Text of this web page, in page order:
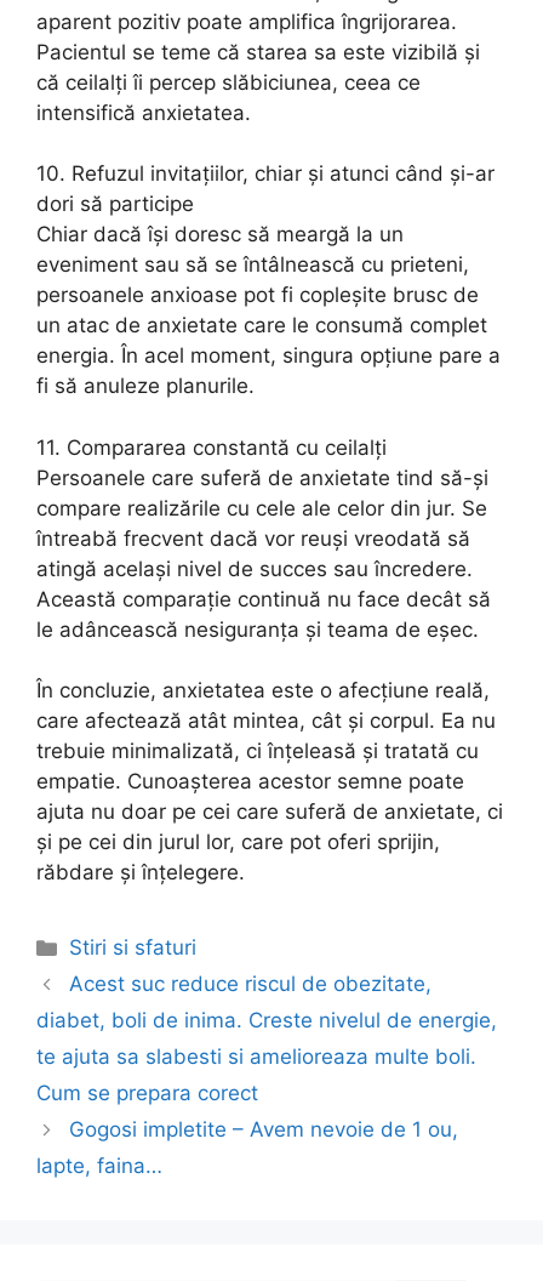
aparent pozitiv poate amplifica îngrijorarea.
Pacientul se teme că starea sa este vizibilă și
că ceilalți îi percep slăbiciunea, ceea ce
intensifică anxietatea.
10. Refuzul invitațiilor, chiar și atunci când și-ar
dori să participe
Chiar dacă își doresc să meargă la un
eveniment sau să se întâlnească cu prieteni,
persoanele anxioase pot fi copleșite brusc de
un atac de anxietate care le consumă complet
energia. În acel moment, singura opțiune pare a
fi să anuleze planurile.
11. Compararea constantă cu ceilalți
Persoanele care suferă de anxietate tind să-și
compare realizările cu cele ale celor din jur. Se
întreabă frecvent dacă vor reuși vreodată să
atingă același nivel de succes sau încredere.
Această comparație continuă nu face decât să
le adâncească nesiguranța și teama de eșec.
În concluzie, anxietatea este o afecțiune reală,
care afectează atât mintea, cât și corpul. Ea nu
trebuie minimalizată, ci înțeleasă și tratată cu
empatie. Cunoașterea acestor semne poate
ajuta nu doar pe cei care suferă de anxietate, ci
și pe cei din jurul lor, care pot oferi sprijin,
răbdare și înțelegere.
Categories
Stiri si sfaturi
Post
navigation
Acest suc reduce riscul de obezitate,
diabet, boli de inima. Creste nivelul de energie,
te ajuta sa slabesti si amelioreaza multe boli.
Cum se prepara corect
Gogosi impletite – Avem nevoie de 1 ou,
lapte, faina…